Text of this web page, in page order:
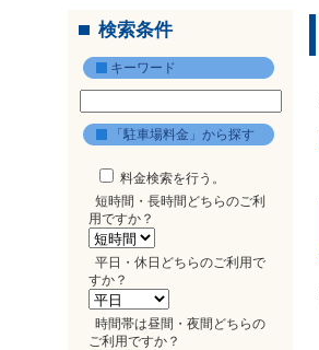
検索条件
キーワード
「駐車場料金」から探す
料金検索を行う。
短時間・長時間どちらのご利
用ですか？
平日・休日どちらのご利用で
すか？
時間帯は昼間・夜間どちらの
ご利用ですか？